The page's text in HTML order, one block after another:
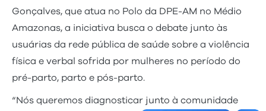
Gonçalves, que atua no Polo da DPE-AM no Médio
Amazonas, a iniciativa busca o debate junto às
usuárias da rede pública de saúde sobre a violência
física e verbal sofrida por mulheres no período do
pré-parto, parto e pós-parto.
“Nós queremos diagnosticar junto à comunidade